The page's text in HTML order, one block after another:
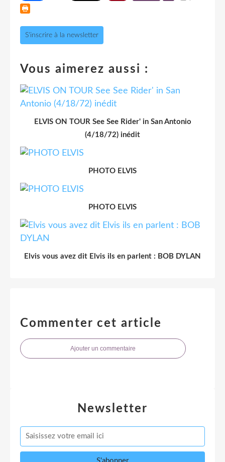
S'inscrire à la newsletter
Vous aimerez aussi :
ELVIS ON TOUR See See Rider' in San Antonio
(4/18/72) inédit
PHOTO ELVIS
PHOTO ELVIS
Elvis vous avez dit Elvis ils en parlent : BOB DYLAN
Commenter cet article
Ajouter un commentaire
Newsletter